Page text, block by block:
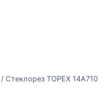
/ Стеклорез TOPEX 14A710